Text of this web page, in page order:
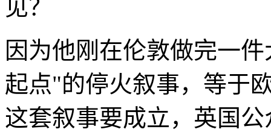
见？
因为他刚在伦敦做完一
起点"的停火叙事，等于
这套叙事要成立，英国